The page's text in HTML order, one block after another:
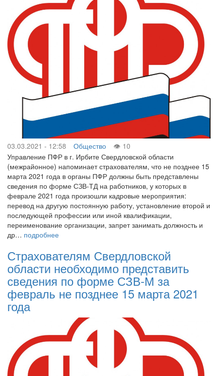
03.03.2021 - 12:58 Общество
10
Управление ПФР в г. Ирбите Свердловской области
(межрайонное) напоминает страхователям, что не позднее 15
марта 2021 года в органы ПФР должны быть представлены
сведения по форме СЗВ-ТД на работников, у которых в
феврале 2021 года произошли кадровые мероприятия:
перевод на другую постоянную работу, установление второй и
последующей профессии или иной квалификации,
переименование организации, запрет занимать должность и
др… подробнее
Страхователям Свердловской
области необходимо представить
сведения по форме СЗВ-М за
февраль не позднее 15 марта 2021
года